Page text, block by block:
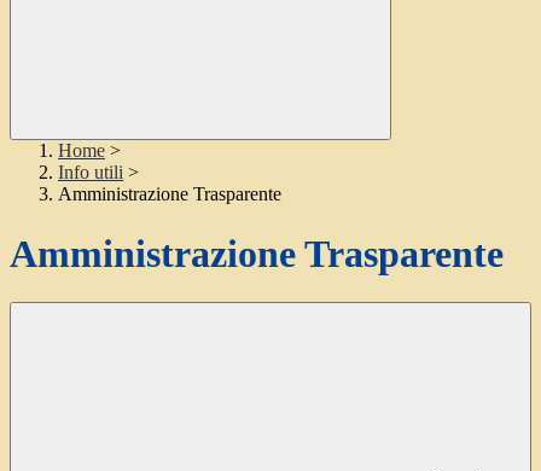
Home >
Info utili >
Amministrazione Trasparente
Amministrazione Trasparente